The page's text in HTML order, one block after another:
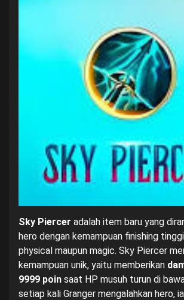
Sky Piercer adalah item baru yang
hero dengan kemampuan finishing
physical maupun magic. Sky Piercer
kemampuan unik, yaitu memberikan
9999 poin saat HP musuh turun di
setiap kali Granger mengalahkan hero,